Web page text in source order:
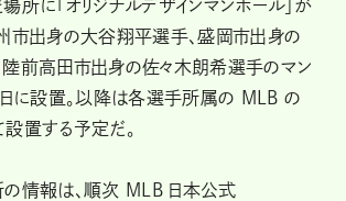
所に「オリジナルデザインマンホール」が
市出身の大谷翔平選手、盛岡市出身の
前高田市出身の佐々木朗希選手のマン
に設置。以降は各選手所属の MLB の
置する予定だ。
情報は、順次 MLB 日本公式